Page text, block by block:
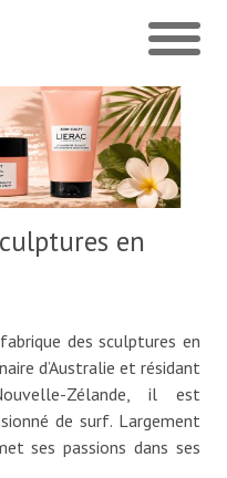
en
des sculptures en
d’Australie et résidant
Zélande, il est
de surf. Largement
ses passions dans ses